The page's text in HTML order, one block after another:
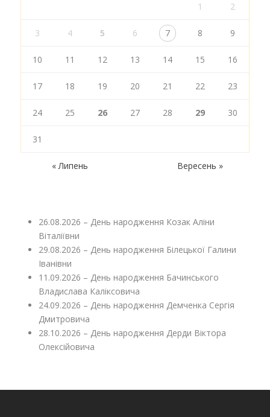
1 2
3 4 5 6 7 8 9
10 11 12 13 14 15 16
17 18 19 20 21 22 23
24 25 26 27 28 29 30
31
« Липень Вересень »
26.08.2026 – День народження Козак Аліни
Віталіївни
29.08.2026 – День народження Білецької Галини
Іванівни
11.09.2026 – День народження Бачинського
Владислава Каліксовича
24.09.2026 – День народження Демченка Сергія
Дмитровича
28.10.2026 – День народження Дерди Віктора
Олексійовича